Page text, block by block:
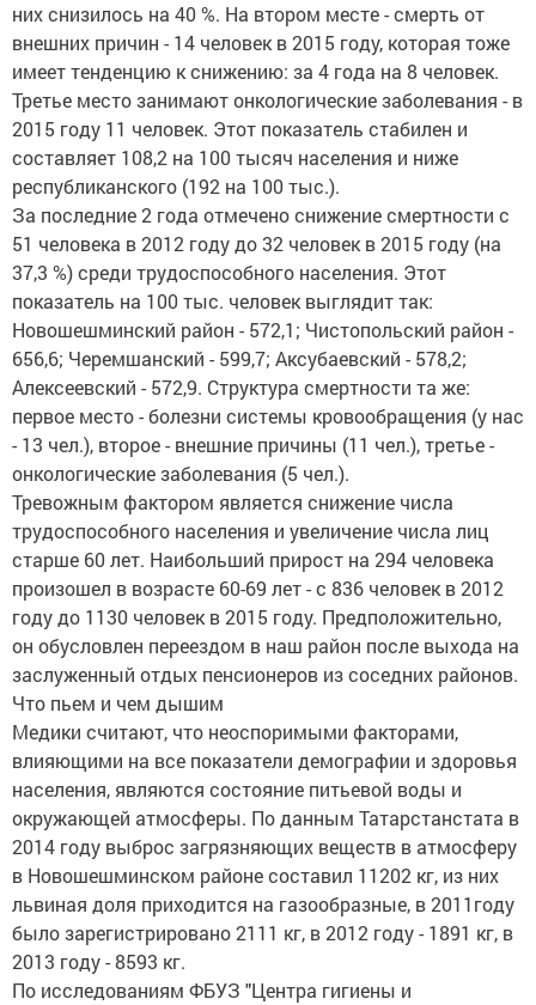
них снизилось на 40 %. На втором месте - смерть от
внешних причин - 14 человек в 2015 году, которая тоже
имеет тенденцию к снижению: за 4 года на 8 человек.
Третье место занимают онкологические заболевания - в
2015 году 11 человек. Этот показатель стабилен и
составляет 108,2 на 100 тысяч населения и ниже
республиканского (192 на 100 тыс.).
За последние 2 года отмечено снижение смертности с
51 человека в 2012 году до 32 человек в 2015 году (на
37,3 %) среди трудоспособного населения. Этот
показатель на 100 тыс. человек выглядит так:
Новошешминский район - 572,1; Чистопольский район -
656,6; Черемшанский - 599,7; Аксубаевский - 578,2;
Алексеевский - 572,9. Структура смертности та же:
первое место - болезни системы кровообращения (у нас
- 13 чел.), второе - внешние причины (11 чел.), третье -
онкологические заболевания (5 чел.).
Тревожным фактором является снижение числа
трудоспособного населения и увеличение числа лиц
старше 60 лет. Наибольший прирост на 294 человека
произошел в возрасте 60-69 лет - с 836 человек в 2012
году до 1130 человек в 2015 году. Предположительно,
он обусловлен переездом в наш район после выхода на
заслуженный отдых пенсионеров из соседних районов.
Что пьем и чем дышим
Медики считают, что неоспоримыми факторами,
влияющими на все показатели демографии и здоровья
населения, являются состояние питьевой воды и
окружающей атмосферы. По данным Татарстанстата в
2014 году выброс загрязняющих веществ в атмосферу
в Новошешминском районе составил 11202 кг, из них
львиная доля приходится на газообразные, в 2011году
было зарегистрировано 2111 кг, в 2012 году - 1891 кг, в
2013 году - 8593 кг.
По исследованиям ФБУЗ "Центра гигиены и